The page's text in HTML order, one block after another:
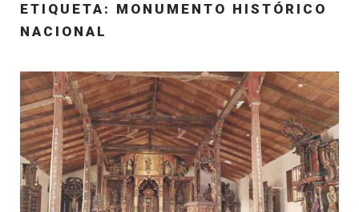
ETIQUETA: MONUMENTO HISTÓRICO
NACIONAL